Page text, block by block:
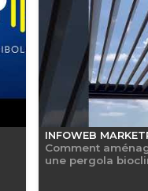
INFOWEB
Comment
une pergola